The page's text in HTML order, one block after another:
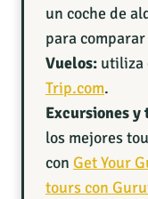
un coche de
para
Vuelos: utiliza
Trip.com.
Excursiones y
los mejores
con Get Your
tours con